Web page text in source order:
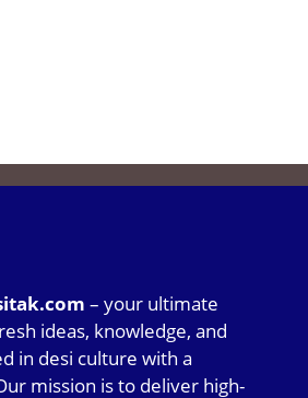
– your ultimate
ideas, knowledge, and
in desi culture with a
mission is to deliver high-